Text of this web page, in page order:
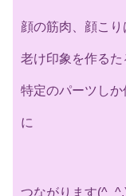
顔の筋肉、顔こり
老け印象を作る
特定のパーツし
に
つながります(^_^.)